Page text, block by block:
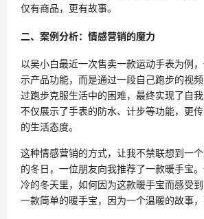
仅有商品，更有故事。
二、案例分析：情感营销的魔力
以吴小白最近一次售卖一款运动手表为例
示产品功能，而是通过一段自己跑步的视
过跑步克服生活中的困难，最终实现了自我
不仅展示了手表的防水、计步等功能，更
的生活态度。
这种情感营销的方式，让我不禁联想到一
的冬日，一位朋友向我推荐了一款暖手宝
冷的冬天里，如何因为这款暖手宝而感受到
一款简单的暖手宝，因为一个温暖的故事，